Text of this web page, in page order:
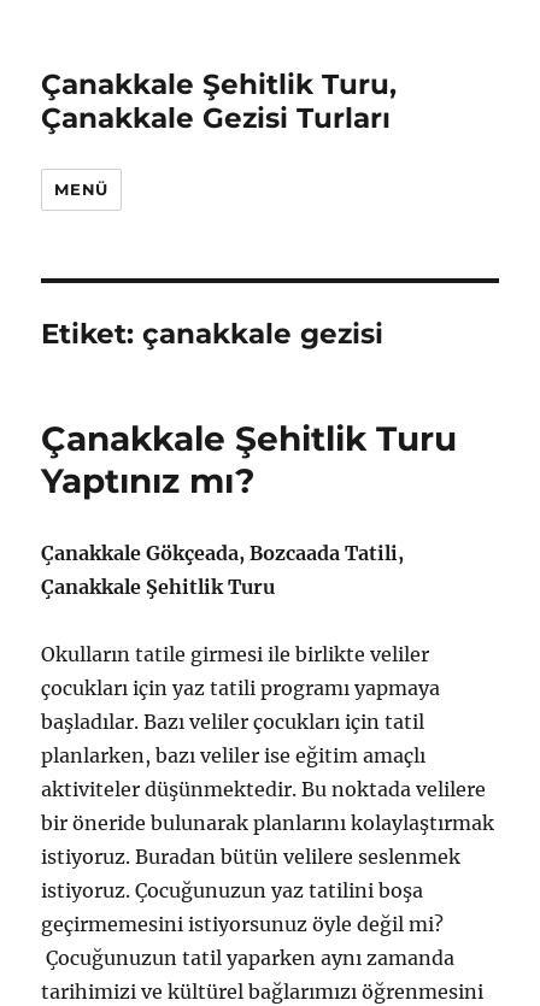
Çanakkale Şehitlik Turu,
Çanakkale Gezisi Turları
MENÜ
Etiket:çanakkale gezisi
Çanakkale Şehitlik Turu
Yaptınız mı?
Çanakkale Gökçeada, Bozcaada Tatili,
Çanakkale Şehitlik Turu
Okulların tatile girmesi ile birlikte veliler
çocukları için yaz tatili programı yapmaya
başladılar. Bazı veliler çocukları için tatil
planlarken, bazı veliler ise eğitim amaçlı
aktiviteler düşünmektedir. Bu noktada velilere
bir öneride bulunarak planlarını kolaylaştırmak
istiyoruz. Buradan bütün velilere seslenmek
istiyoruz. Çocuğunuzun yaz tatilini boşa
geçirmemesini istiyorsunuz öyle değil mi?
Çocuğunuzun tatil yaparken aynı zamanda
tarihimizi ve kültürel bağlarımızı öğrenmesini